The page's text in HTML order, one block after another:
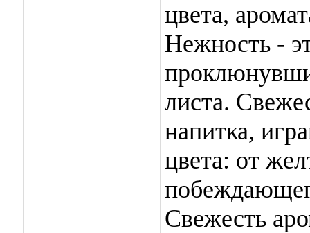
цвета,
Нежность -
листа.
напитка,
цвета: от
Свежесть